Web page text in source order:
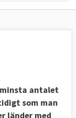
minsta antalet
som man
länder med